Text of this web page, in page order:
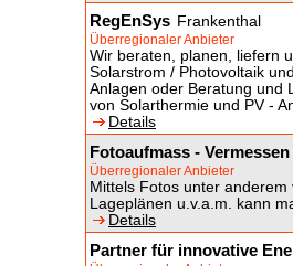
RegEnSys Frankenthal
Überregionaler Anbieter
Wir beraten, planen, liefern
Solarstrom / Photovoltaik
Anlagen oder Beratung und
von Solarthermie und PV -
Details
Fotoaufmass -
Überregionaler Anbieter
Mittels Fotos unter
Lageplänen u.v.a.m. kann
Details
Partner für innovative